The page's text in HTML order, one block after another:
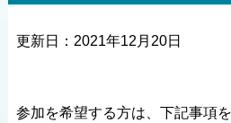
更新日： 2021年12月20日
参加を希望する方は、下記事項